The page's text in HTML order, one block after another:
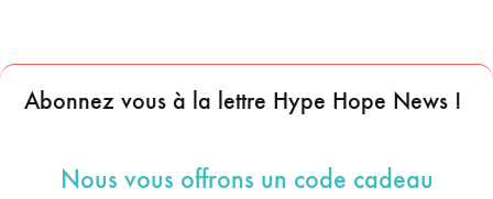
Abonnez vous à la lettre Hype Hope News !
Nous vous offrons un code cadeau